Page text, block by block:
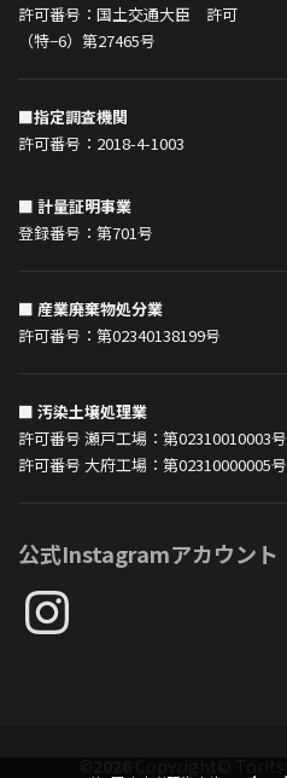
許可番号：国土交通大臣 許可
（特−6）第27465号
■指定調査機関
許可番号：2018-4-1003
■ 計量証明事業
登録番号：第701号
■ 産業廃棄物処分業
許可番号：第02340138199号
■ 汚染土壌処理業
許可番号 瀬戸工場：第02310010003号
許可番号 大府工場：第02310000005号
公式Instagramアカウント
Instagram